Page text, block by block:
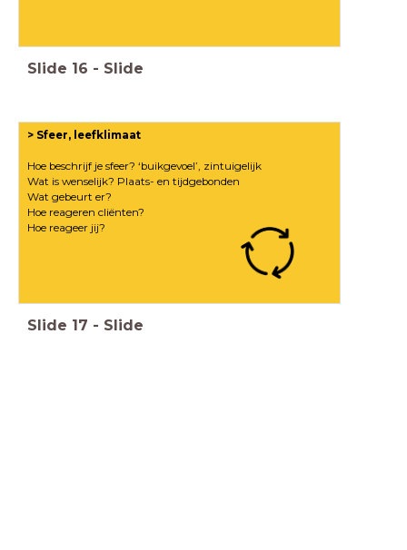
Slide 16 - Slide
> Sfeer, leefklimaat
Hoe beschrijf je sfeer? ‘buikgevoel’, zintuigelijk
Wat is wenselijk? Plaats- en tijdgebonden
Wat gebeurt er?
Hoe reageren cliënten?
Hoe reageer jij?
Slide 17 - Slide